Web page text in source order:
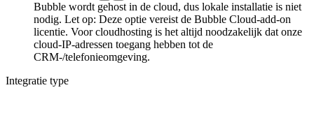
Bubble wordt gehost in de cloud, dus lokale installatie is niet
nodig. Let op: Deze optie vereist de Bubble Cloud-add-on
licentie. Voor cloudhosting is het altijd noodzakelijk dat onze
cloud-IP-adressen toegang hebben tot de
CRM-/telefonieomgeving.
Integratie type